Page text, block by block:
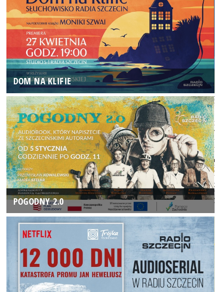
DOM NA KLIFIE
POGODNY 2.0